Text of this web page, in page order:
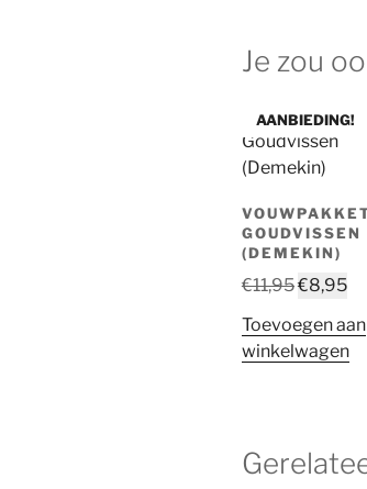
Je zou
AANBIEDING!
GOUDVISSEN
(DEMEKIN)
€11,95
was:
€11,95.
€8,95
is:
Toevoegen aan
winkelwagen